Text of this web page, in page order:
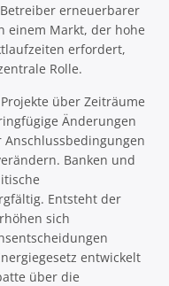
erneuerbarer
einem Markt, der hohe
erfordert,
Rolle.
über Zeiträume
Änderungen
Banken und
Entsteht der
sich
entwickelt
über die